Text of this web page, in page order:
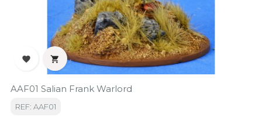
 
AAF01 Salian Frank Warlord
REF: AAF01